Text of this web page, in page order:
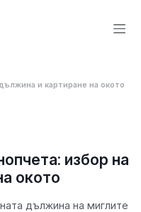
и картиране на окото
избор на
окото
дължина на миглите